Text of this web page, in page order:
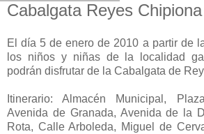
Cabalgata Reyes
El día 5 de enero de 2010 a partir de
los niños y niñas de la localidad
podrán disfrutar de la Cabalgata de
Itinerario: Almacén Municipal,
Avenida de Granada, Avenida de la
Rota, Calle Arboleda, Miguel de